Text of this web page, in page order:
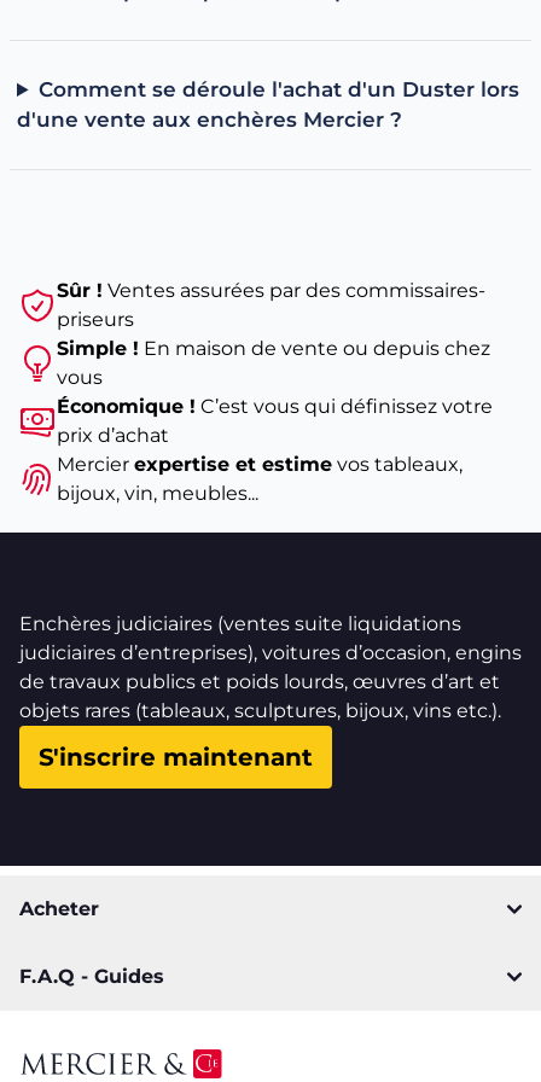
Hybride(Duster III) : idéale pour un usage mixte avec
À voir aussi
Toutes les Dacia d'occasion
Comment se déroule l'achat d'un Duster lors
d'une vente aux enchères Mercier ?
Sûr ! Ventes assurées par des commissaires-
priseurs
Simple ! En maison de vente ou depuis chez
vous
Économique ! C’est vous qui définissez votre
prix d’achat
Mercier expertise et estimevos tableaux,
bijoux, vin, meubles...
Enchères judiciaires (ventes suite liquidations
judiciaires d’entreprises), voitures d’occasion, engins
de travaux publics et poids lourds, œuvres d’art et
objets rares (tableaux, sculptures, bijoux, vins etc.).
S'inscrire maintenant
Acheter
F.A.Q - Guides